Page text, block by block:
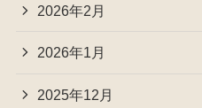
2026年2月
2026年1月
2025年12月